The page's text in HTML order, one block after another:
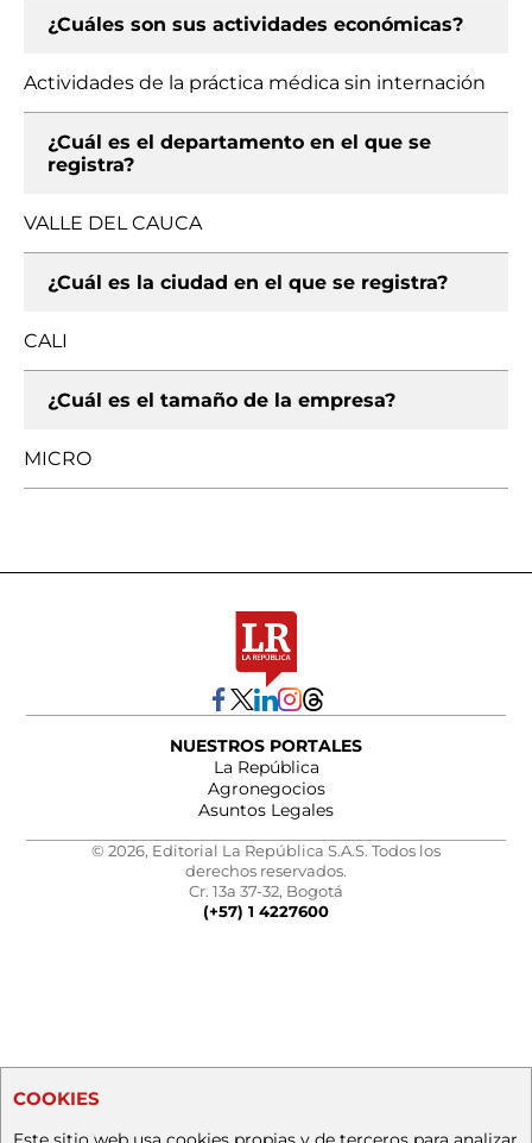
¿Cuáles son sus actividades económicas?
Actividades de la práctica médica sin internación
¿Cuál es el departamento en el que se
registra?
VALLE DEL CAUCA
¿Cuál es la ciudad en el que se registra?
CALI
¿Cuál es el tamaño de la empresa?
MICRO
NUESTROS PORTALES
La República
Agronegocios
Asuntos Legales
© 2026, Editorial La República S.A.S. Todos los
derechos reservados.
Cr. 13a 37-32, Bogotá
(+57) 1 4227600
COOKIES